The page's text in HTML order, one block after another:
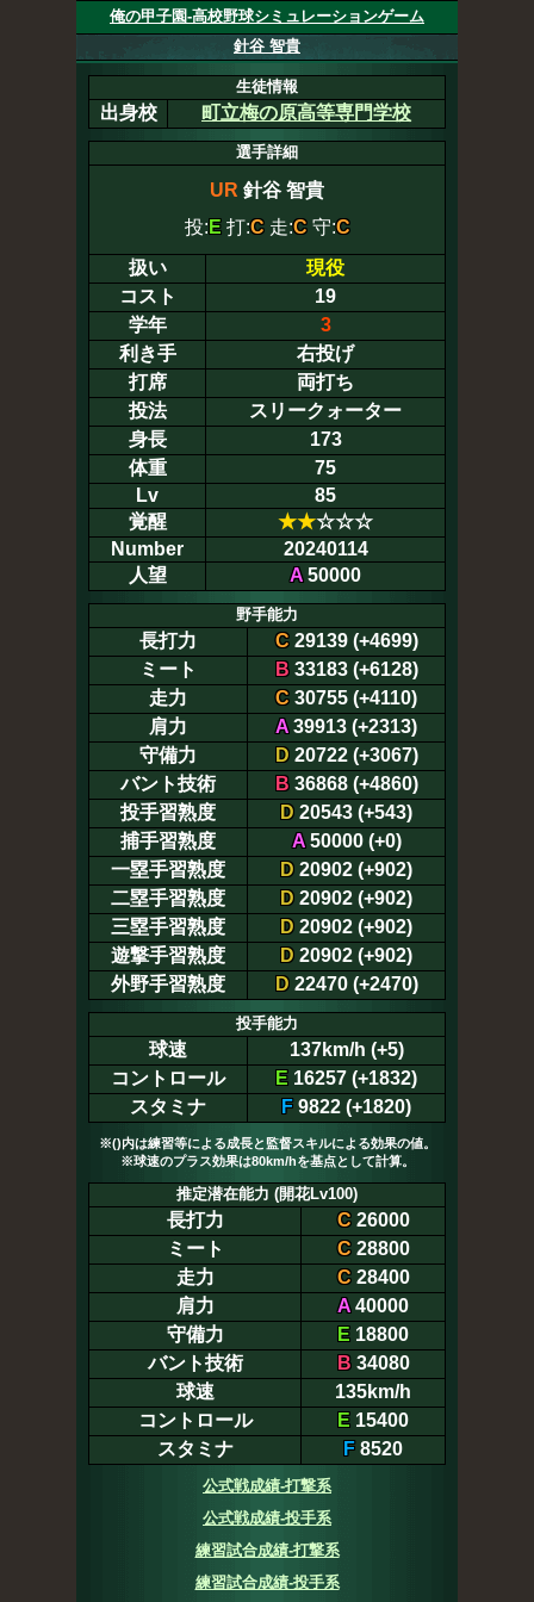
俺の甲子園-高校野球シミュレーションゲーム
針谷 智貴
生徒情報
出身校 町立梅の原高等専門学校
選手詳細
UR 針谷 智貴
投: E打:C走:C守:C
扱い
現役
コスト
19
学年
3
利き手
右投げ
打席
両打ち
投法
スリークォーター
身長
173
体重
75
Lv
85
覚醒
★★☆☆☆
Number
20240114
人望
A50000
野手能力
長打力 C29139 (+4699)
ミート
B33183 (+6128)
走力
C 30755 (+4110)
肩力
A39913 (+2313)
守備力
D20722 (+3067)
バント技術
B36868 (+4860)
投手習熟度
D 20543 (+543)
捕手習熟度
A50000 (+0)
一塁手習熟度
D 20902 (+902)
二塁手習熟度
D 20902 (+902)
三塁手習熟度
D 20902 (+902)
遊撃手習熟度
D 20902 (+902)
外野手習熟度
D22470 (+2470)
投手能力
球速
137km/h (+5)
コントロール
E 16257 (+1832)
スタミナ
F 9822 (+1820)
※()内は練習等による成長と監督スキルによる効果の値。
※球速のプラス効果は80km/hを基点として計算。
推定潜在能力 (開花Lv100)
長打力 C26000
ミート
C28800
走力
C28400
肩力
A40000
守備力
E 18800
バント技術
B34080
球速
135km/h
コントロール
E 15400
スタミナ
F 8520
公式戦成績-打撃系
公式戦成績-投手系
練習試合成績-打撃系
練習試合成績-投手系